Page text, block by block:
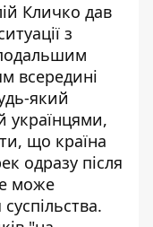
Кличко дав
з
всередині
який
українцями,
що країна
одразу після
може